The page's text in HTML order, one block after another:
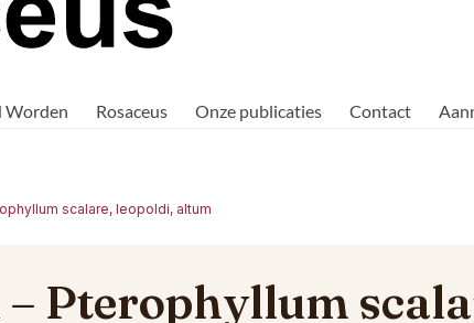
Worden Rosaceus Onze publicaties Contact
scalare, leopoldi, altum
Pterophyllum